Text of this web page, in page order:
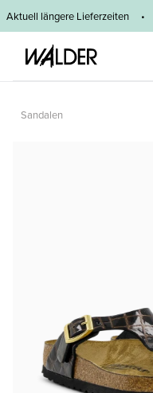
Zum Hauptinhalt springen
Aktuell längere Lieferzeiten •
Sandalen